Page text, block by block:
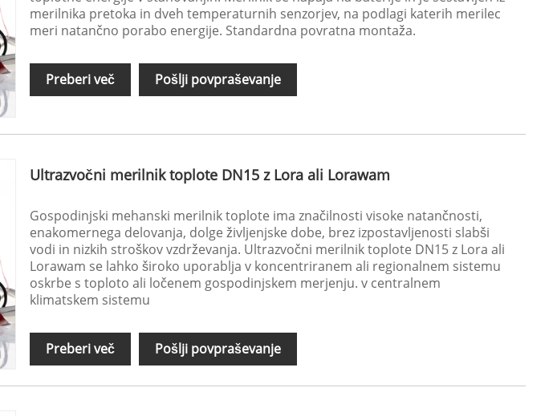
merilnika pretoka in dveh temperaturnih senzorjev, na podlagi katerih merilec
meri natančno porabo energije. Standardna povratna montaža.
Preberi več Pošlji povpraševanje
Ultrazvočni merilnik toplote DN15 z Lora ali Lorawam
Gospodinjski mehanski merilnik toplote ima značilnosti visoke natančnosti,
enakomernega delovanja, dolge življenjske dobe, brez izpostavljenosti slabši
vodi in nizkih stroškov vzdrževanja. Ultrazvočni merilnik toplote DN15 z Lora ali
Lorawam se lahko široko uporablja v koncentriranem ali regionalnem sistemu
oskrbe s toploto ali ločenem gospodinjskem merjenju. v centralnem
klimatskem sistemu
Preberi več Pošlji povpraševanje